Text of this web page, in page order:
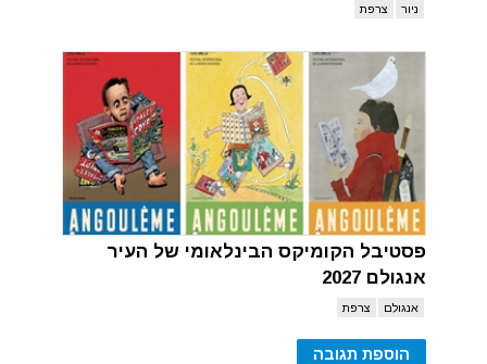
ניור צרפת
פסטיבל הקומיקס הבינלאומי של העיר
אנגולם 2027
אנגולם צרפת
הוספת תגובה